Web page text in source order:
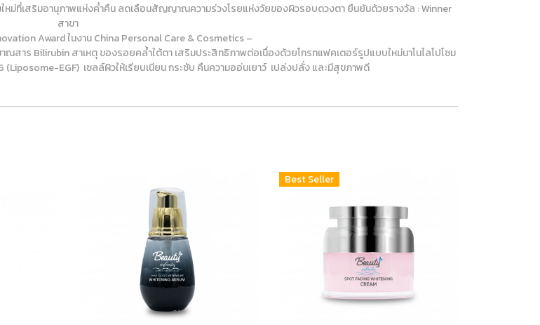
ม่ที่เสริมอานุภาพแห่งค่ำคืน ลดเลือนสัญญาณความร่วงโรยแห่งวัยของผิวรอบดวงตา ยืนยันด้วยรางวัล : Winner
สาขา
Award ในงาน China Personal Care & Cosmetics –
สาร Bilirubin สาเหตุ ของรอยคล้ำใต้ตา เสริมประสิทธิภาพต่อเนื่องด้วยโกรทแฟคเตอร์รูปแบบใหม่นาโนไลโปโซม
(Liposome-EGF) เซลล์ผิวให้เรียบเนียน กระชับ คืนความออ่นเยาว์ เปล่งปลั่ง และมีสุขภาพดี
Best Seller